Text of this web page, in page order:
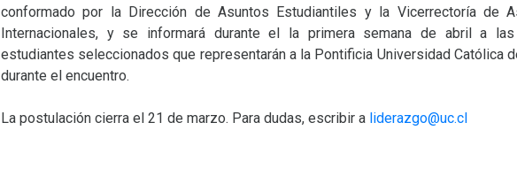
conformado por la Dirección de Asuntos Estudiantiles y la Vicerrectoría de
Internacionales, y se informará durante el la primera semana de abril a
estudiantes seleccionados que representarán a la Pontificia Universidad Católica
durante el encuentro.
La postulación cierra el 21 de marzo. Para dudas, escribir a liderazgo@uc.cl